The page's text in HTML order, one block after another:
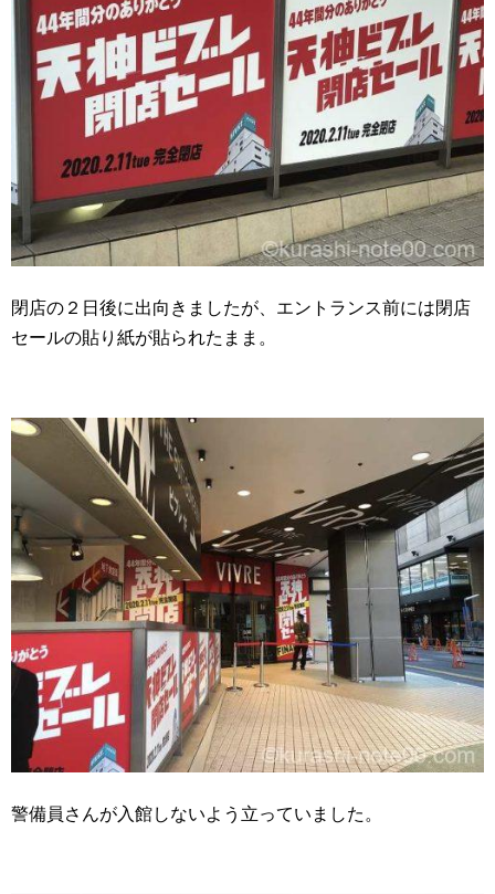
閉店の２日後に出向きましたが、エントランス前には閉店
セールの貼り紙が貼られたまま。
警備員さんが入館しないよう立っていました。